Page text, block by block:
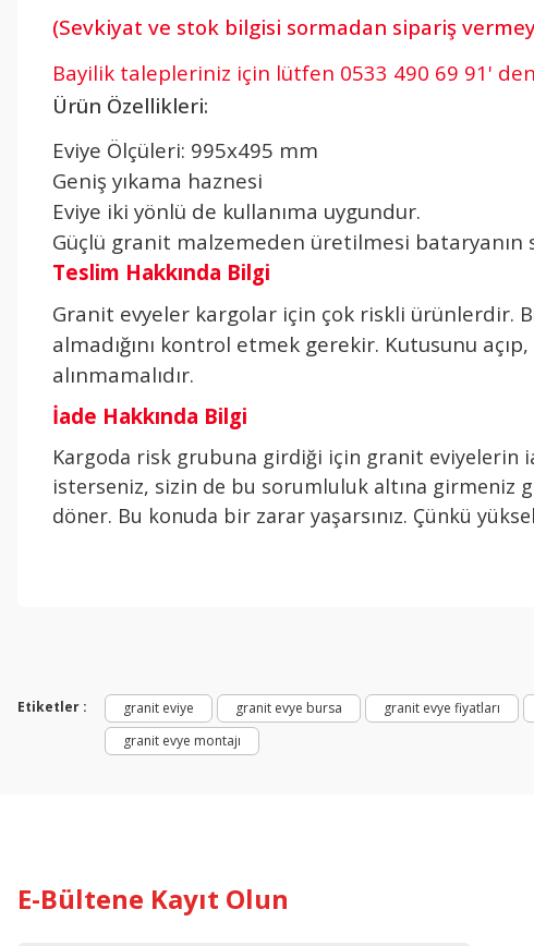
(Sevkiyat ve stok bilgisi sormadan sipariş
Bayilik talepleriniz için lütfen 0533 490 69 91' den
Ürün Özellikleri:
Eviye Ölçüleri: 995x495 mm
Geniş yıkama haznesi
Eviye iki yönlü de kullanıma uygundur.
Güçlü granit malzemeden üretilmesi
Teslim Hakkında Bilgi
Granit evyeler kargolar için çok riskli ürünlerdir.
almadığını kontrol etmek gerekir. Kutusunu
alınmamalıdır.
İade Hakkında Bilgi
Kargoda risk grubuna girdiği için granit eviyelerin
isterseniz, sizin de bu sorumluluk altına girmeniz
döner. Bu konuda bir zarar yaşarsınız. Çünkü
Etiketler : granit eviye granit evye bursa granit evye fiyatları
granit evye montajı
E-Bültene Kayıt Olun